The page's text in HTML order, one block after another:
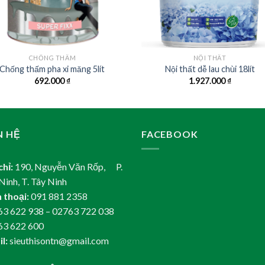
CHỐNG THẤM
Chống thấm pha xi măng 5lít
692.000₫
NỘI THẤT
Nội thất dễ lau chùi 18lít
1.927.000₫
HỆ
190, Nguyễn Văn Rốp, P.
T. Tây Ninh
thoại:091 881 2358
622 938 – 02763 722 038
622 600
sieuthisontn@gmail.com
FACEBOOK